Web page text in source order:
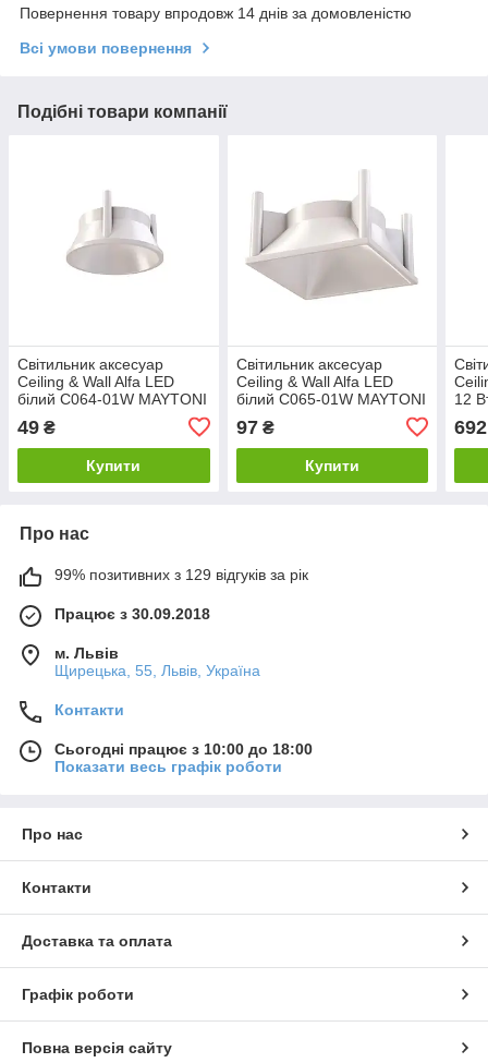
Повернення товару впродовж 14 днів за домовленістю
Всі умови повернення
Подібні товари компанії
Світильник аксесуар
Ceiling & Wall Alfa LED
білий C064-01W MAYTONI
49 ₴
Купити
Світильник аксесуар
Ceiling & Wall Alfa LED
білий C065-01W MAYTONI
97₴
Купити
12
692
Про нас
99% позитивних з 129 відгуків за рік
Працює з 30.09.2018
м. Львів
Щирецька, 55, Львів, Україна
Контакти
Сьогодні працює з 10:00 до 18:00
Показати весь графік роботи
Про нас
Контакти
Доставка та оплата
Графік роботи
Повна версія сайту